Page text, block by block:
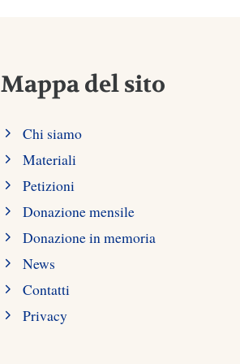
Mappa del sito
Chi siamo
Materiali
Petizioni
Donazione mensile
Donazione in memoria
News
Contatti
Privacy